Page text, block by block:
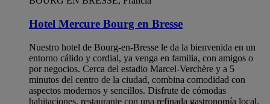
Hotel Mercure Bourg en Bresse
Nuestro hotel de Bourg-en-Bresse le da la bienvenida en un
entorno cálido y cordial, ya venga en familia, con amigos o
por negocios. Cerca del estadio Marcel-Verchère y a 5
minutos del centro de la ciudad, combina comodidad con
aspectos modernos y sencillos. Disfrute de cómodas
habitaciones, restaurante con una refinada gastronomía local,